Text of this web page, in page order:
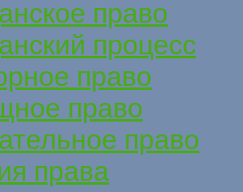
право
процесс
право
право
право
права